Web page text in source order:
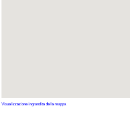
Visualizzazione ingrandita della mappa